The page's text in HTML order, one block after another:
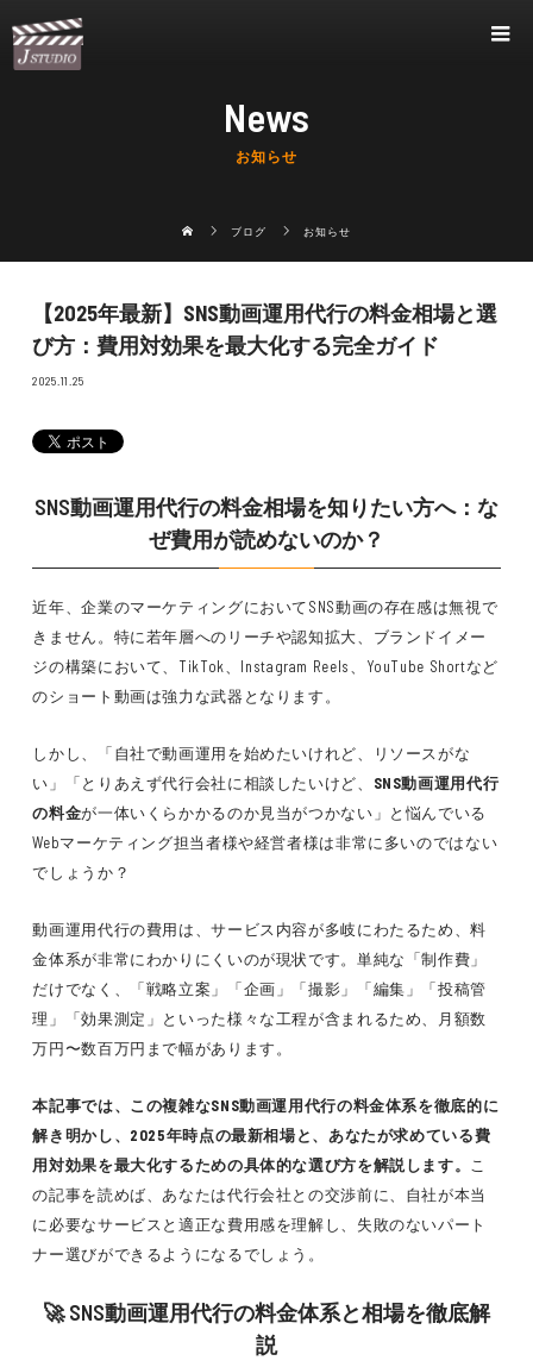
News
お知らせ
ブログ お知らせ
【2025年最新】SNS動画運用代行の料金相場と選
び方：費用対効果を最大化する完全ガイド
2025.11.25
SNS動画運用代行の料金相場を知りたい方へ：な
ぜ費用が読めないのか？
近年、企業のマーケティングにおいてSNS動画の存在感は無視で
きません。特に若年層へのリーチや認知拡大、ブランドイメー
ジの構築において、TikTok、Instagram Reels、YouTube Shortなど
のショート動画は強力な武器となります。
しかし、「自社で動画運用を始めたいけれど、リソースがな
い」「とりあえず代行会社に相談したいけど、 SNS動画運用代行
の料金が一体いくらかかるのか見当がつかない」と悩んでいる
Webマーケティング担当者様や経営者様は非常に多いのではない
でしょうか？
動画運用代行の費用は、サービス内容が多岐にわたるため、料
金体系が非常にわかりにくいのが現状です。単純な「制作費」
だけでなく、「戦略立案」「企画」「撮影」「編集」「投稿管
理」「効果測定」といった様々な工程が含まれるため、月額数
万円〜数百万円まで幅があります。
本記事では、この複雑なSNS動画運用代行の料金体系を徹底的に
解き明かし、2025年時点の最新相場と、あなたが求めている費
用対効果を最大化するための具体的な選び方を解説します。
こ
の記事を読めば、あなたは代行会社との交渉前に、自社が本当
に必要なサービスと適正な費用感を理解し、失敗のないパート
ナー選びができるようになるでしょう。
🚀 SNS動画運用代行の料金体系と相場を徹底解
説